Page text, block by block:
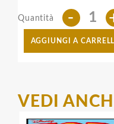
Quantità -
AGGIUNGI A
VEDI